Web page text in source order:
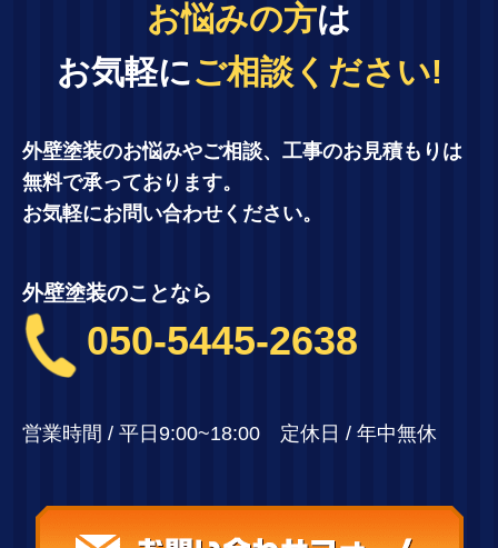
お悩みの方は
お気軽にご相談ください!
外壁塗装のお悩みやご相談、工事のお見積もりは
無料で承っております。
お気軽にお問い合わせください。
外壁塗装のことなら
050-5445-2638
営業時間 / 平日9:00~18:00 定休日 / 年中無休